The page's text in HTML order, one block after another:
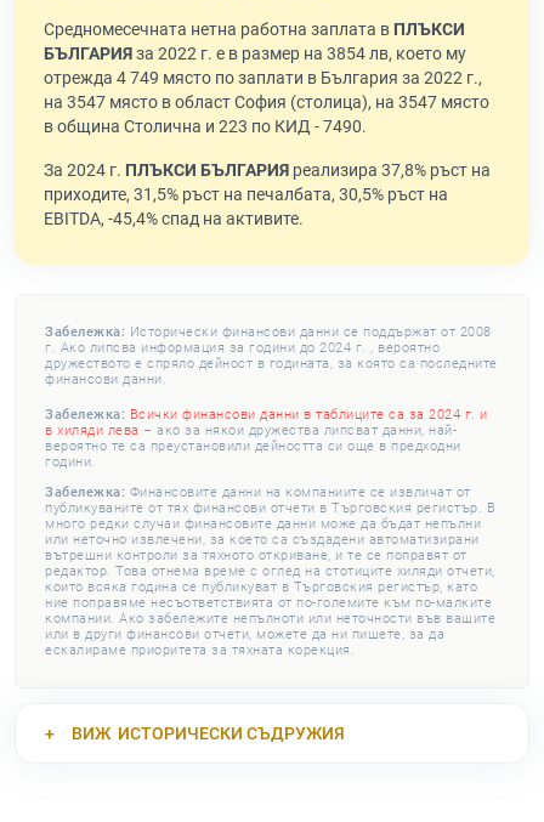
Средномесечната нетна работна заплата в ПЛЪКСИ
БЪЛГАРИЯза 2022 г. е в размер на 3854 лв, което му
отрежда 4 749 място по заплати в България за 2022 г.,
на 3547 място в област София (столица), на 3547 място
в община Столична и 223 по КИД - 7490.
За 2024 г. ПЛЪКСИ БЪЛГАРИЯ реализира 37,8% ръст на
приходите, 31,5% ръст на печалбата, 30,5% ръст на
EBITDA, -45,4% спад на активите.
Забележка: Исторически финансови данни се поддържат от 2008
г. Ако липсва информация за години до 2024 г. , вероятно
дружеството е спряло дейност в годината, за която са последните
финансови данни.
Забележка: Всички финансови данни в таблиците са за 2024 г. и
в хиляди лева – ако за някои дружества липсват данни, най-
вероятно те са преустановили дейността си още в предходни
години.
Забележка: Финансовите данни на компаниите се извличат от
публикуваните от тях финансови отчети в Търговския регистър. В
много редки случаи финансовите данни може да бъдат непълни
или неточно извлечени, за което са създадени автоматизирани
вътрешни контроли за тяхното откриване, и те се поправят от
редактор. Това отнема време с оглед на стотиците хиляди отчети,
които всяка година се публикуват в Търговския регистър, като
ние поправяме несъответствията от по-големите към по-малките
компании. Ако забележите непълноти или неточности във вашите
или в други финансови отчети, можете да ни пишете, за да
ескалираме приоритета за тяхната корекция.
ВИЖ ИСТОРИЧЕСКИ СЪДРУЖИЯ